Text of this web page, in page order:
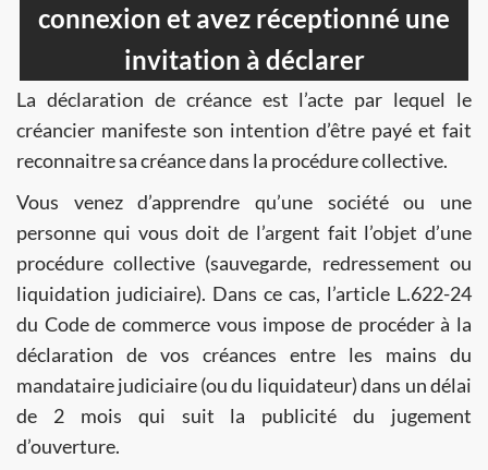
connexion et avez réceptionné une
invitation à déclarer
La déclaration de créance est l’acte par lequel le
créancier manifeste son intention d’être payé et fait
reconnaitre sa créance dans la procédure collective.
Vous venez d’apprendre qu’une société ou une
personne qui vous doit de l’argent fait l’objet d’une
procédure collective (sauvegarde, redressement ou
liquidation judiciaire). Dans ce cas, l’article L.622-24
du Code de commerce vous impose de procéder à la
déclaration de vos créances entre les mains du
mandataire judiciaire (ou du liquidateur) dans un délai
de 2 mois qui suit la publicité du jugement
d’ouverture.